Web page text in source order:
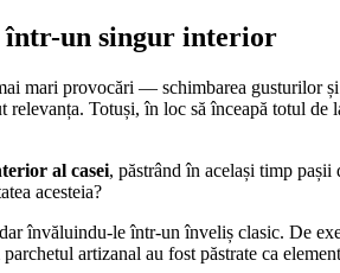
într-un singur interior
mari provocări — schimbarea gusturilor
Totuși, în loc să înceapă totul
al casei, păstrând în același timp
acesteia?
învăluindu-le într-un înveliș clasic. De
artizanal au fost păstrate ca